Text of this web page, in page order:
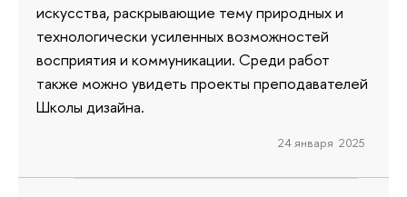
искусства, раскрывающие тему природных и
технологически усиленных возможностей
восприятия и коммуникации. Среди работ
также можно увидеть проекты преподавателей
Школы дизайна.
24 января 2025